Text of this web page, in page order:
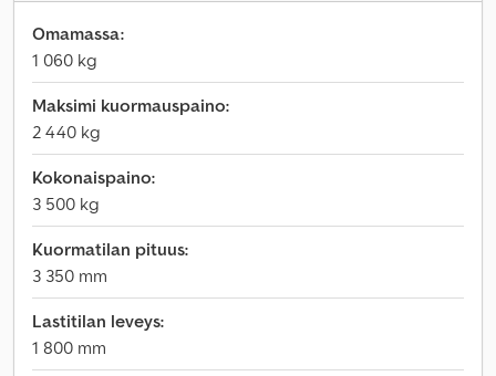
Omamassa:
1 060 kg
Maksimi kuormauspaino:
2 440 kg
Kokonaispaino:
3 500 kg
Kuormatilan pituus:
3 350 mm
Lastitilan leveys:
1 800 mm